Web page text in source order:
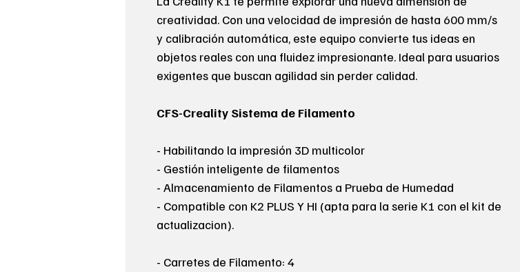
creatividad. Con una velocidad de impresión de hasta 600 mm/s
y calibración automática, este equipo convierte tus ideas en
objetos reales con una fluidez impresionante. Ideal para usuarios
exigentes que buscan agilidad sin perder calidad.
CFS-Creality Sistema de Filamento
- Habilitando la impresión 3D multicolor
- Gestión inteligente de filamentos
- Almacenamiento de Filamentos a Prueba de Humedad
- Compatible con K2 PLUS Y HI (apta para la serie K1 con el kit de
actualizacion).
- Carretes de Filamento: 4